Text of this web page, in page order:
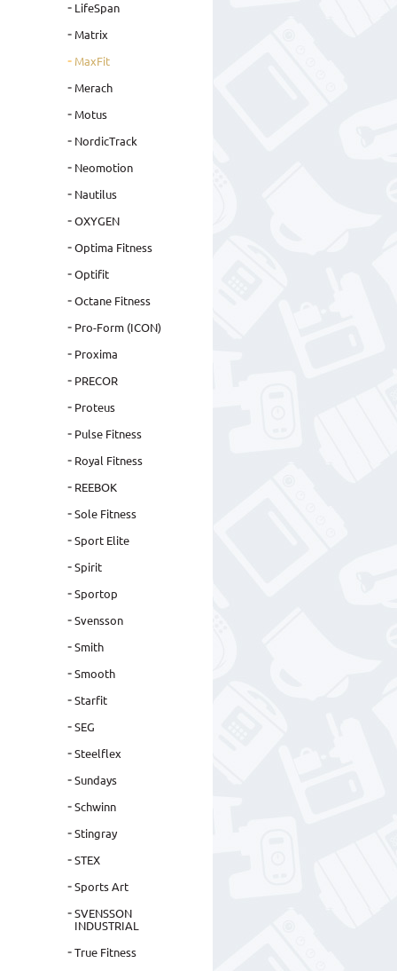
LifeSpan
Matrix
MaxFit
Merach
Motus
NordicTrack
Neomotion
Nautilus
OXYGEN
Optima Fitness
Optifit
Octane Fitness
Pro-Form (ICON)
Proxima
PRECOR
Proteus
Pulse Fitness
Royal Fitness
REEBOK
Sole Fitness
Sport Elite
Spirit
Sportop
Svensson
Smith
Smooth
Starfit
SEG
Steelflex
Sundays
Schwinn
Stingray
STEX
Sports Art
SVENSSON
INDUSTRIAL
True Fitness